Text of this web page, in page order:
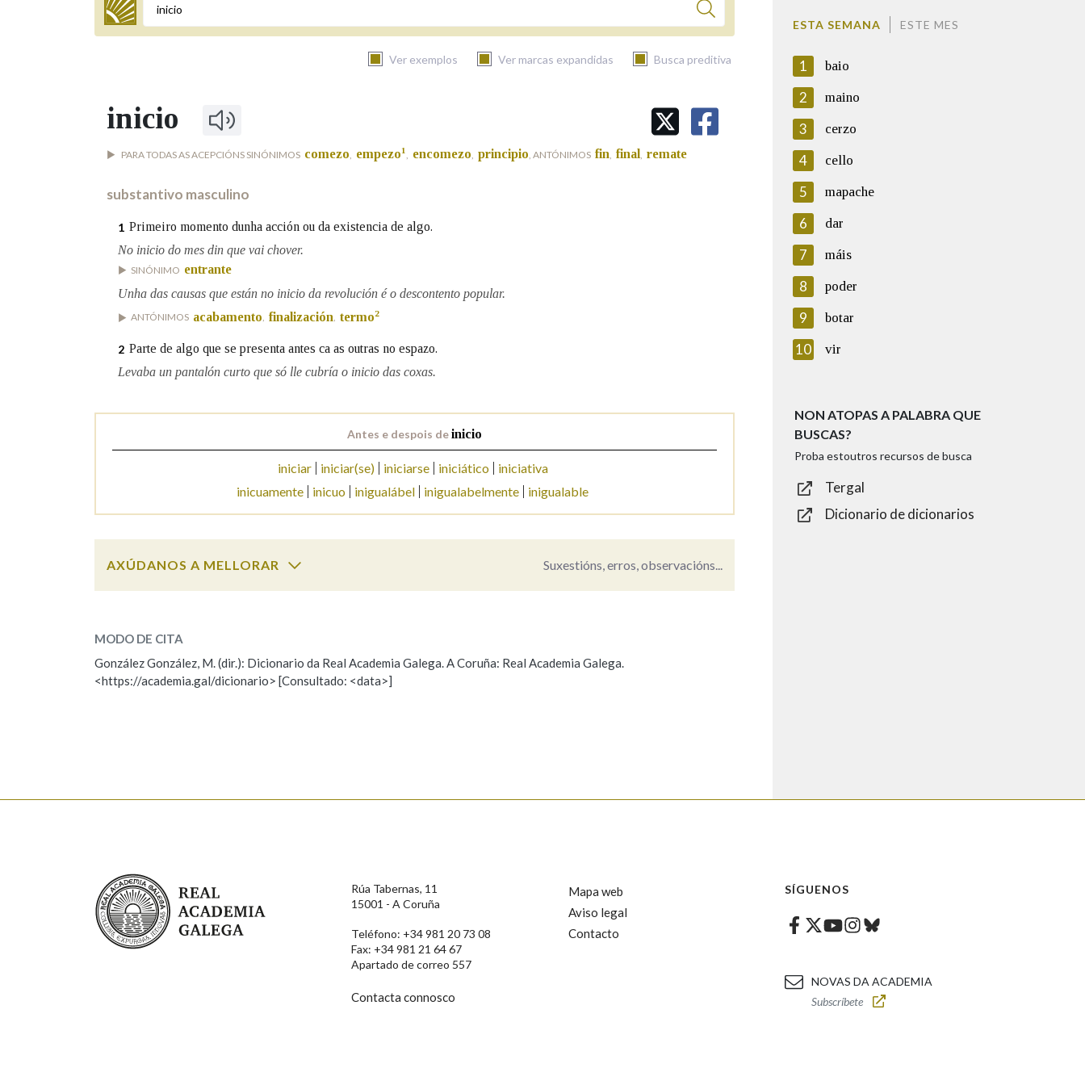
Termo a buscar
Ver exemplos Ver marcas expandidas Busca preditiva
BUSCAR NOS LEMAS
Comeza por
Remata por
Contén
Nas definicións
Nos exemplos
Na fraseoloxía
OUTRAS OPCIÓNS DE BUSCA
AXUDA NA BUSCA
inicio
PARA TODAS AS ACEPCIÓNS SINÓNIMOS comezo, empezo1, encomezo, principio, ANTÓNIMOS fin, final , remate
substantivo masculino
1 Primeiro momento dunha acción ou da existencia de algo.
No inicio do mes din que vai chover.
SINÓNIMO entrante
Unha das causas que están no inicio da revolución é o descontento popular.
ANTÓNIMOS acabamento, finalización, termo2
2 Parte de algo que se presenta antes ca as outras no espazo.
Levaba un pantalón curto que só lle cubría o inicio das coxas.
Antes e despois deinicio
iniciar iniciar(se) iniciarse iniciático
iniciativa
inicuamente
inicuo inigualábel inigualabelmente inigualable
AXÚDANOS A MELLORAR Suxestións, erros, observacións...
ESCOLLE UNHA OPCIÓN:
Observación Hai un erro na palabra Propoño mellorar a definición
Comentario
MODO DE CITA
González González, M. (dir.): Dicionario da Real Academia Galega. A Coruña: Real Academia Galega.
<https://academia.gal/dicionario> [Consultado: <data>]
ESTA SEMANA ESTE MES
1 baio
2 maino
3 cerzo
4 cello
5 mapache
6 dar
7 máis
8 poder
9 botar
10 vir
NON ATOPAS A PALABRA QUE
BUSCAS?
Proba estoutros recursos de busca
Tergal
Dicionario de dicionarios
Real Academia Galega
Rúa Tabernas, 11
15001 - A Coruña
Teléfono: +34 981 20 73 08
Fax: +34 981 21 64 67
Apartado de correo 557
Contacta connosco
Mapa web
Aviso legal
Contacto
SÍGUENOS
Facebook
Twitter
Youtube
Instagram
Bluesky
NOVAS DA ACADEMIA
Subscríbete